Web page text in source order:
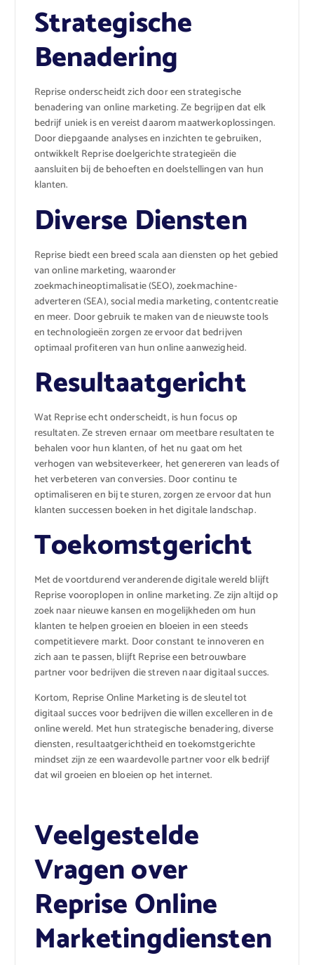
Strategische
Benadering
Reprise onderscheidt zich door een strategische
benadering van online marketing. Ze begrijpen dat elk
bedrijf uniek is en vereist daarom maatwerkoplossingen.
Door diepgaande analyses en inzichten te gebruiken,
ontwikkelt Reprise doelgerichte strategieën die
aansluiten bij de behoeften en doelstellingen van hun
klanten.
Diverse Diensten
Reprise biedt een breed scala aan diensten op het gebied
van online marketing, waaronder
zoekmachineoptimalisatie (SEO), zoekmachine-
adverteren (SEA), social media marketing, contentcreatie
en meer. Door gebruik te maken van de nieuwste tools
en technologieën zorgen ze ervoor dat bedrijven
optimaal profiteren van hun online aanwezigheid.
Resultaatgericht
Wat Reprise echt onderscheidt, is hun focus op
resultaten. Ze streven ernaar om meetbare resultaten te
behalen voor hun klanten, of het nu gaat om het
verhogen van websiteverkeer, het genereren van leads of
het verbeteren van conversies. Door continu te
optimaliseren en bij te sturen, zorgen ze ervoor dat hun
klanten successen boeken in het digitale landschap.
Toekomstgericht
Met de voortdurend veranderende digitale wereld blijft
Reprise vooroplopen in online marketing. Ze zijn altijd op
zoek naar nieuwe kansen en mogelijkheden om hun
klanten te helpen groeien en bloeien in een steeds
competitievere markt. Door constant te innoveren en
zich aan te passen, blijft Reprise een betrouwbare
partner voor bedrijven die streven naar digitaal succes.
Kortom, Reprise Online Marketing is de sleutel tot
digitaal succes voor bedrijven die willen excelleren in de
online wereld. Met hun strategische benadering, diverse
diensten, resultaatgerichtheid en toekomstgerichte
mindset zijn ze een waardevolle partner voor elk bedrijf
dat wil groeien en bloeien op het internet.
Veelgestelde
Vragen over
Reprise Online
Marketingdiensten